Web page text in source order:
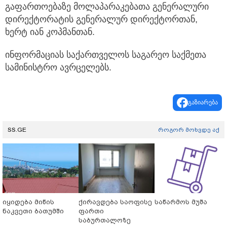
გაფართოებაზე მოლაპარაკებათა გენერალური
დირექტორატის გენერალურ დირექტორთან,
ხერტ იან კოპმანთან.
ინფორმაციას საქართველოს საგარეო საქმეთა
სამინისტრო ავრცელებს.
გაზიარება
SS.GE როგორ მოხვდე აქ
იყიდება მიწის
ნაკვეთი ბათუმში
ქირავდება საოფისე
ფართი
საბურთალოზე
საწარმოს მუშა